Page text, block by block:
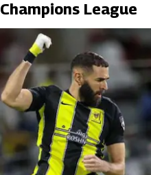
Champions League